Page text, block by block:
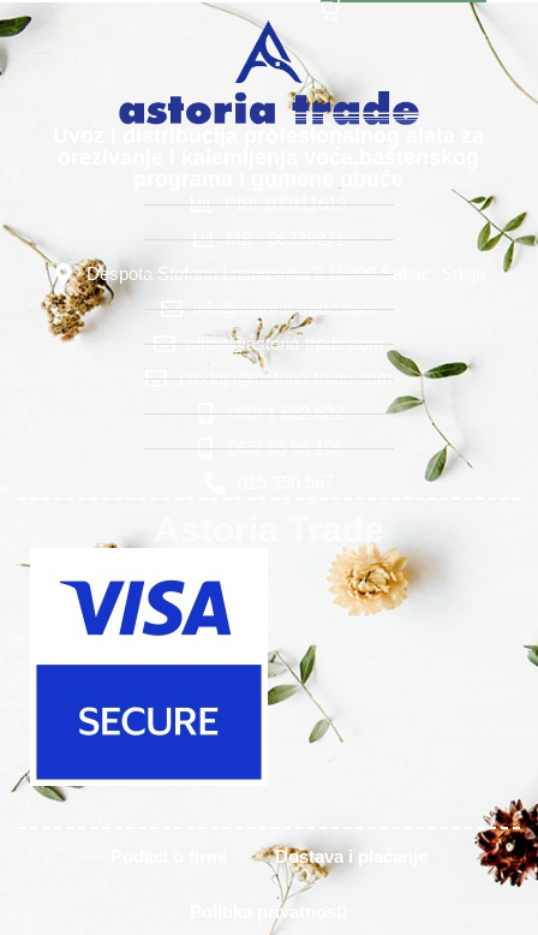
PIB: 100111613
MB : 06339271
Despota Stefana Lazarevića 2 15000 Šabac, Srbija
info@astoria-trade.com
office@astoria-trade.com
prodaja@astoria-trade.com
060/ 1 622 622
065/ 85 95 105
Dostava i plaćanje
Politika privatnosti